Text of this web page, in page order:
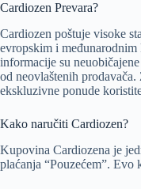
Cardiozen Prevara?
Cardiozen poštuje visoke
evropskim i
informacije su
od neovlaštenih
ekskluzivne ponude
Kako naručiti Cardiozen?
Kupovina Cardiozena je
plaćanja “Pouzećem”. Evo